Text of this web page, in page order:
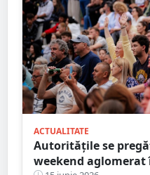
ACTUALITATE
Autoritățile se
weekend